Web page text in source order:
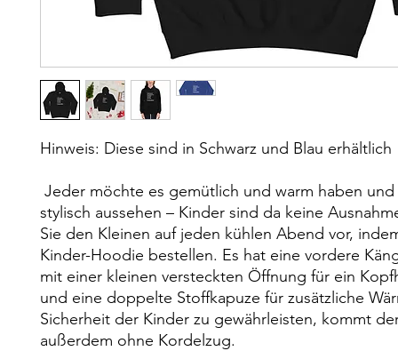
Hinweis: Diese sind in Schwarz und Blau erhältlich
stylisch aussehen – Kinder sind da keine
Sie den Kleinen auf jeden kühlen Abend vor,
Kinder-Hoodie bestellen. Es hat eine vordere
mit einer kleinen versteckten Öffnung für ein
und eine doppelte Stoffkapuze für zusätzliche
Sicherheit der Kinder zu gewährleisten, kommt
außerdem ohne Kordelzug.